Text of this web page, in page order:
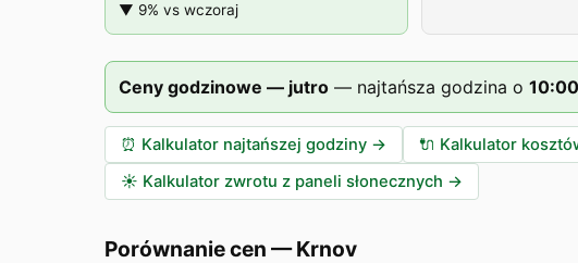
▼ 9% vs wczoraj
Ceny godzinowe — jutro — najtańsza godzina o 10:00
⏰ Kalkulator najtańszej godziny → 🔌 Kalkulator
☀️ Kalkulator zwrotu z paneli słonecznych →
Porównanie cen —Krnov